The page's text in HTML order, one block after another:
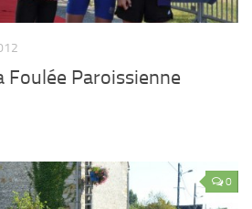
Foulée Paroissienne
0